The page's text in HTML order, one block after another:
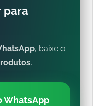
para
, baixe o
.
WhatsApp